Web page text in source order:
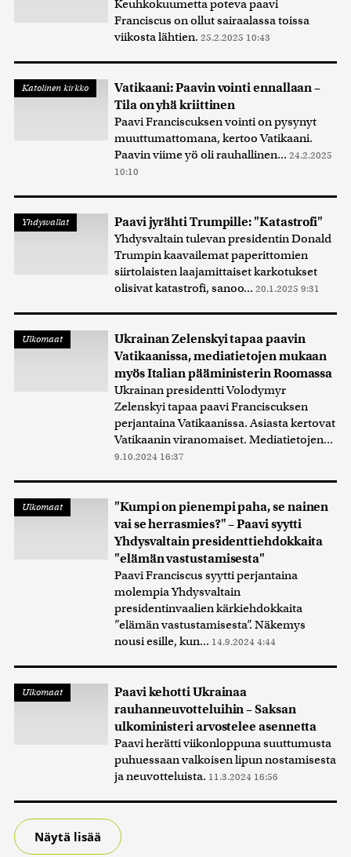
Keuhkokuumetta poteva paavi
Franciscus on ollut sairaalassa toissa
viikosta lähtien. 25.2.2025 10:43
Katolinen kirkko
Vatikaani: Paavin vointi ennallaan –
Tila on yhä kriittinen
Paavi Franciscuksen vointi on pysynyt
muuttumattomana, kertoo Vatikaani.
Paavin viime yö oli rauhallinen... 24.2.2025
10:10
Yhdysvallat Paavi jyrähti Trumpille: "Katastrofi"
Yhdysvaltain tulevan presidentin Donald
Trumpin kaavailemat paperittomien
siirtolaisten laajamittaiset karkotukset
olisivat katastrofi, sanoo... 20.1.2025 9:31
Ulkomaat
Ukrainan Zelenskyi tapaa paavin
Vatikaanissa, mediatietojen mukaan
myös Italian pääministerin Roomassa
Ukrainan presidentti Volodymyr
Zelenskyi tapaa paavi Franciscuksen
perjantaina Vatikaanissa. Asiasta kertovat
Vatikaanin viranomaiset. Mediatietojen...
9.10.2024 16:37
Ulkomaat
"Kumpi on pienempi paha, se nainen
vai se herrasmies?" – Paavi syytti
Yhdysvaltain presidenttiehdokkaita
"elämän vastustamisesta"
Paavi Franciscus syytti perjantaina
molempia Yhdysvaltain
presidentinvaalien kärkiehdokkaita
”elämän vastustamisesta”. Näkemys
nousi esille, kun... 14.9.2024 4:44
Ulkomaat
Paavi kehotti Ukrainaa
rauhanneuvotteluihin – Saksan
ulkoministeri arvostelee asennetta
Paavi herätti viikonloppuna suuttumusta
puhuessaan valkoisen lipun nostamisesta
ja neuvotteluista. 11.3.2024 16:56
Näytä lisää